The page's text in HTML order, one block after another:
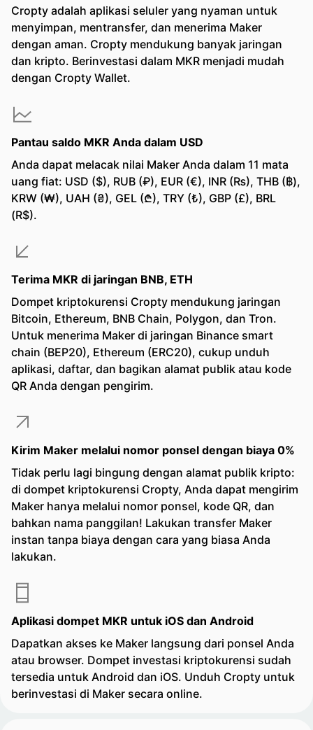
Cropty adalah aplikasi seluler yang nyaman untuk
menyimpan, mentransfer, dan menerima Maker
dengan aman. Cropty mendukung banyak jaringan
dan kripto. Berinvestasi dalam MKR menjadi mudah
dengan Cropty Wallet.
Pantau saldo MKR Anda dalam USD
Anda dapat melacak nilai Maker Anda dalam 11 mata
uang fiat: USD ($), RUB (₽), EUR (€), INR (₨), THB (฿),
KRW (₩), UAH (₴), GEL (₾), TRY (₺), GBP (£), BRL
(R$).
Terima MKR di jaringan BNB, ETH
Dompet kriptokurensi Cropty mendukung jaringan
Bitcoin, Ethereum, BNB Chain, Polygon, dan Tron.
Untuk menerima Maker di jaringan Binance smart
chain (BEP20), Ethereum (ERC20), cukup unduh
aplikasi, daftar, dan bagikan alamat publik atau kode
QR Anda dengan pengirim.
Kirim Maker melalui nomor ponsel dengan biaya 0%
Tidak perlu lagi bingung dengan alamat publik kripto:
di dompet kriptokurensi Cropty, Anda dapat mengirim
Maker hanya melalui nomor ponsel, kode QR, dan
bahkan nama panggilan! Lakukan transfer Maker
instan tanpa biaya dengan cara yang biasa Anda
lakukan.
Aplikasi dompet MKR untuk iOS dan Android
Dapatkan akses ke Maker langsung dari ponsel Anda
atau browser. Dompet investasi kriptokurensi sudah
tersedia untuk Android dan iOS. Unduh Cropty untuk
berinvestasi di Maker secara online.